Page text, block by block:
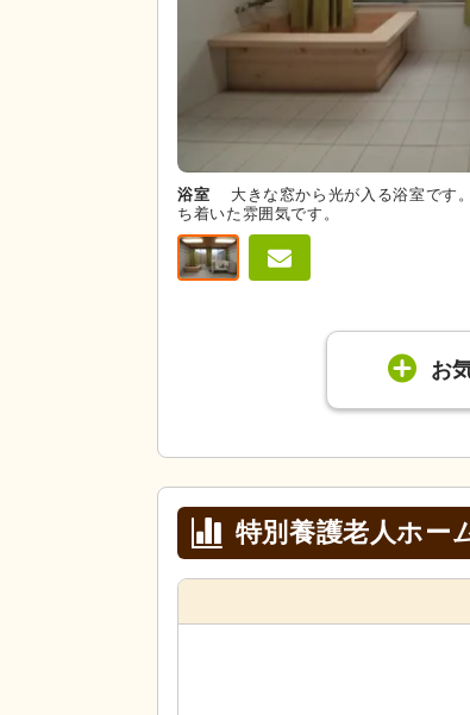
浴室
大きな窓から光が入る浴室です
ち着いた雰囲気です。
お
特別養護老人ホー